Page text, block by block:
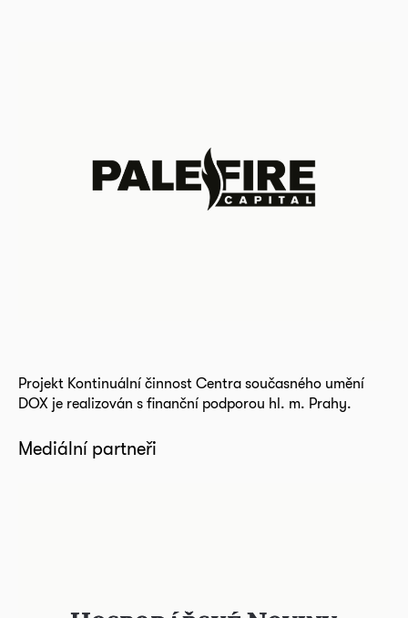
Projekt Kontinuální činnost Centra současného umění
DOX je realizován s finanční podporou hl. m. Prahy.
Mediální partneři